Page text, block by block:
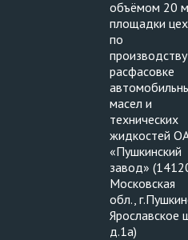
объёмом 20
площадки
по
расфасовке
масел и
технических
жидкостей
«Пушкинский
завод»
Московская
обл.,
Ярославское
д.1а)